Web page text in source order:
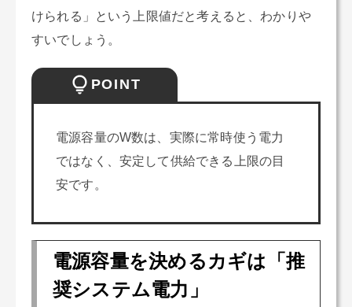
けられる」という上限値だと考えると、わかりや
すいでしょう。
POINT
電源容量のW数は、実際に常時使う電力
ではなく、安定して供給できる上限の目
安です。
電源容量を決めるカギは「推
奨システム電力」